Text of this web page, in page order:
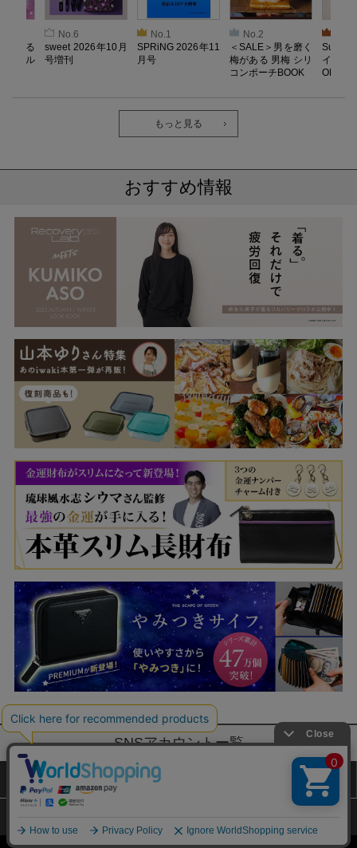
ろける
メル
No.6
sweet 2026年10月
号増刊
No.1
SPRiNG 2026年11
月号
No.2
＜SALE＞男を磨く
梅がある 男梅 シリ
コンポーチBOOK
イーツ
OK
もっと見る
おすすめ情報
SNSアカウントー覧
サイトマップ
Copyright (c) TAKARAJIMASHA,Inc. All Rights Reserved.